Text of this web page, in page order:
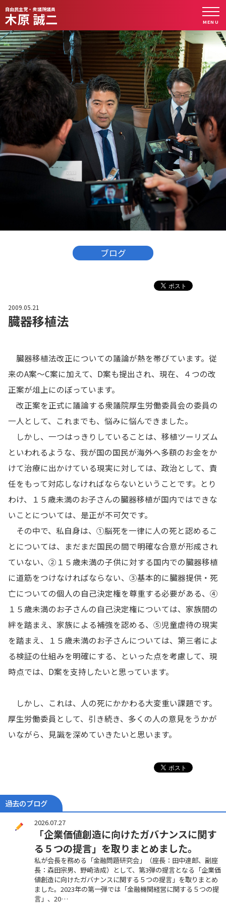
自由民主党・衆議院議員
木原 誠二 MENU
ブログ
2009.05.21
臓器移植法
臓器移植法改正についての議論が熱を帯びています。従
来のA案～C案に加えて、D案も提出され、現在、４つの改
正案が俎上にのぼっています。
改正案を正式に議論する衆議院厚生労働委員会の委員の
一人として、これまでも、悩みに悩んできました。
しかし、一つはっきりしていることは、移植ツーリズム
といわれるような、我が国の国民が海外へ多額のお金をか
けて治療に出かけている現実に対しては、政治として、責
任をもって対応しなければならないということです。とり
わけ、１５歳未満のお子さんの臓器移植が国内ではできな
いことについては、是正が不可欠です。
その中で、私自身は、①脳死を一律に人の死と認めるこ
とについては、まだまだ国民の間で明確な合意が形成され
ていない、②１５歳未満の子供に対する国内での臓器移植
に道筋をつけなければならない、③基本的に臓器提供・死
亡についての個人の自己決定権を尊重する必要がある、④
１５歳未満のお子さんの自己決定権については、家族間の
絆を踏まえ、家族による補強を認める、⑤児童虐待の現実
を踏まえ、１５歳未満のお子さんについては、第三者によ
る検証の仕組みを明確にする、といった点を考慮して、現
時点では、D案を支持したいと思っています。
しかし、これは、人の死にかかわる大変重い課題です。
厚生労働委員として、引き続き、多くの人の意見をうかが
いながら、見識を深めていきたいと思います。
過去のブログ
2026.07.27
「企業価値創造に向けたガバナンスに関す
る５つの提言」を取りまとめました。
私が会長を務める「金融問題研究会」（座長：田中達郎、副座
長：森田宗男、野崎浩成）として、第3弾の提言となる「企業価
値創造に向けたガバナンスに関する５つの提言」を取りまとめ
ました。2023年の第一弾では「金融機関経営に関する５つの提
言」、20…